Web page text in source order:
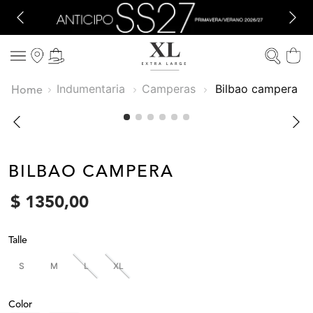
Indumentaria Camperas bilbao campera
BILBAO CAMPERA
$ 1350,00
Talle
S M L XL
Color